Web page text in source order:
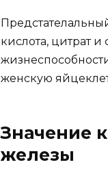
кислота, цитрат
женскую
Значение
железы